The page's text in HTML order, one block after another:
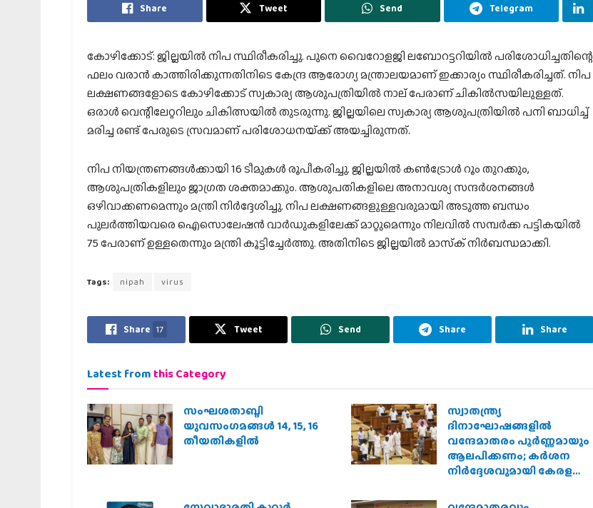
Share Tweet Send Telegram
കോഴിക്കോട്: ജില്ലയില്‍ നിപ സ്ഥിരീകരിച്ചു. പുനെ വൈറോളജി ലബോറട്ടറിയിൽ പരിശോധിച്ചതിന്റെ
ഫലം വരാൻ കാത്തിരിക്കുന്നതിനിടെ കേന്ദ്ര ആരോഗ്യ മന്ത്രാലയമാണ് ഇക്കാര്യം സ്ഥിരീകരിച്ചത്. നിപ
ലക്ഷണങ്ങളോടെ കോഴിക്കോട് സ്വകാര്യ ആശുപത്രിയില്‍ നാല് പേരാണ് ചികില്‍സയിലുള്ളത്.
ഒരാള്‍ വെന്റിലേറ്ററിലും ചികിത്സയില്‍ തുടരുന്നു. ജില്ലയിലെ സ്വകാര്യ ആശുപത്രിയിൽ പനി ബാധിച്ച്
മരിച്ച രണ്ട് പേരുടെ സ്രവമാണ് പരിശോധനയ്‌ക്ക് അയച്ചിരുന്നത്.
നിപ നിയന്ത്രണങ്ങള്‍ക്കായി 16 ടീമുകള്‍ രൂപീകരിച്ചു. ജില്ലയില്‍ കണ്‍ട്രോള്‍ റൂം തുറക്കും,
ആശുപത്രികളിലും ജാഗ്രത ശക്തമാക്കും. ആശുപതികളിലെ അനാവശ്യ സന്ദര്‍ശനങ്ങള്‍
ഒഴിവാക്കണമെന്നും മന്ത്രി നിര്‍ദ്ദേശിച്ചു. നിപ ലക്ഷണങ്ങളുള്ളവരുമായി അടുത്ത ബന്ധം
പുലര്‍ത്തിയവരെ ഐസൊലേഷന്‍ വാര്‍ഡുകളിലേക്ക് മാറ്റുമെന്നും നിലവില്‍ സമ്പര്‍ക്ക പട്ടികയില്‍
75 പേരാണ് ഉള്ളതെന്നും മന്ത്രി കൂട്ടിച്ചേര്‍ത്തു. അതിനിടെ ജില്ലയില്‍ മാസ്‌ക് നിര്‍ബന്ധമാക്കി.
Tags: nipah virus
Share 17 Tweet Send Share Share
Latest from this Category
സംഘശതാബ്ദി
യുവസംഗമങ്ങള്‍ 14, 15, 16
തീയതികളില്‍
സ്വാതന്ത്ര്യ
ദിനാഘോഷങ്ങളിൽ
വന്ദേമാതരം പൂർണ്ണമായും
ആലപിക്കണം; കർശന
നിർദ്ദേശവുമായി കേരള